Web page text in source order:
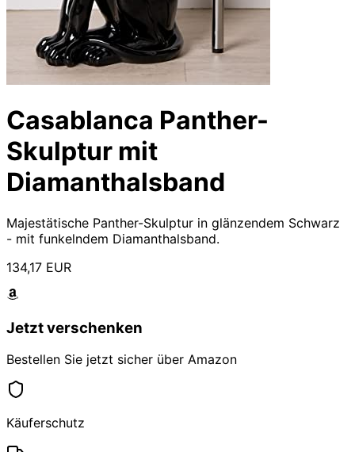
Casablanca Panther-
Skulptur mit
Diamanthalsband
Majestätische Panther-Skulptur in glänzendem Schwarz
- mit funkelndem Diamanthalsband.
134,17 EUR
Jetzt verschenken
Bestellen Sie jetzt sicher über Amazon
Käuferschutz